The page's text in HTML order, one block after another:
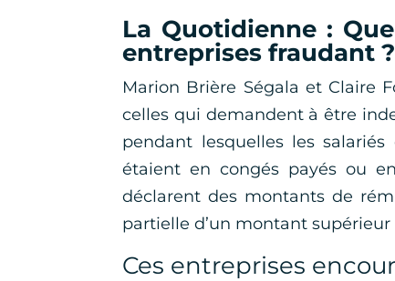
La Quotidienne :
entreprises fraudant ?
Marion Brière Ségala et Claire
celles qui demandent à être
pendant lesquelles les
étaient en congés payés ou
déclarent des montants de
partielle d’un montant
Ces entreprises